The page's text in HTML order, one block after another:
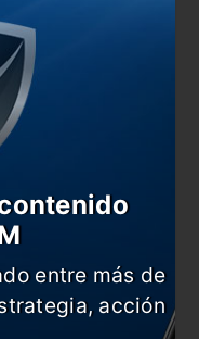
el Alberto J.
19, un año
en la Supercopa
la final de la
triunfo 2-0 con
Scocco.
entre más de
acción